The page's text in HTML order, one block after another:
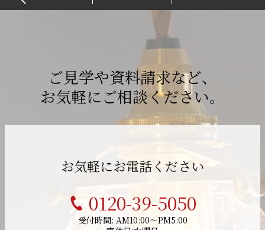
ご見学や資料請求など、
お気軽にご相談ください。
お気軽にお電話ください
0120-39-5050
受付時間: AM10:00～PM5:00